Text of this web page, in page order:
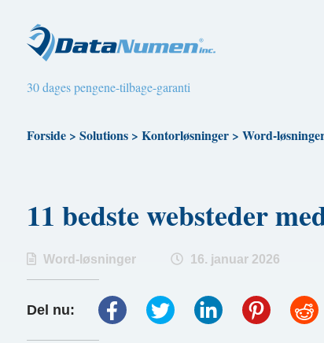
30 dages pengene-tilbage-garanti
Forside> Solutions> Kontorløsninger> Word-
11 bedste websteder
Word-løsninger 16. januar 2026
Del nu: